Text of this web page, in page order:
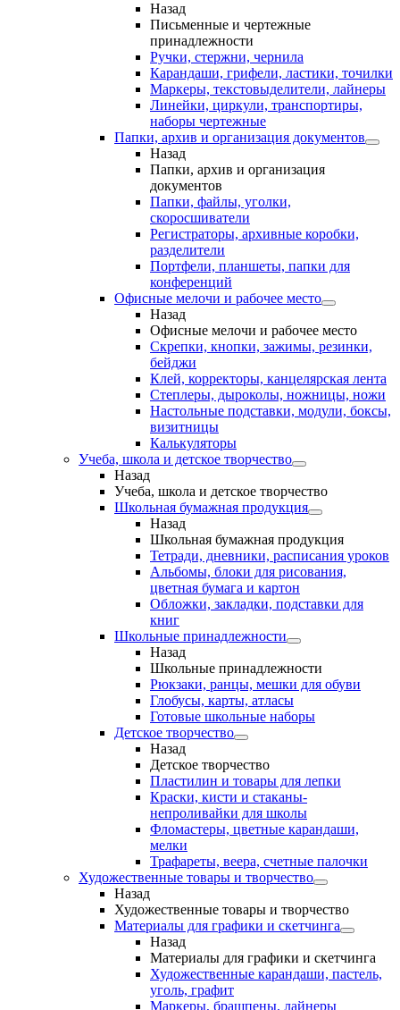
Назад
Письменные и чертежные
принадлежности
Ручки, стержни, чернила
Карандаши, грифели, ластики, точилки
Маркеры, текстовыделители, лайнеры
Линейки, циркули, транспортиры,
наборы чертежные
Папки, архив и организация документов
Назад
Папки, архив и организация
документов
Папки, файлы, уголки,
скоросшиватели
Регистраторы, архивные коробки,
разделители
Портфели, планшеты, папки для
конференций
Офисные мелочи и рабочее место
Назад
Офисные мелочи и рабочее место
Скрепки, кнопки, зажимы, резинки,
бейджи
Клей, корректоры, канцелярская лента
Степлеры, дыроколы, ножницы, ножи
Настольные подставки, модули, боксы,
визитницы
Калькуляторы
Учеба, школа и детское творчество
Назад
Учеба, школа и детское творчество
Школьная бумажная продукция
Назад
Школьная бумажная продукция
Тетради, дневники, расписания уроков
Альбомы, блоки для рисования,
цветная бумага и картон
Обложки, закладки, подставки для
книг
Школьные принадлежности
Назад
Школьные принадлежности
Рюкзаки, ранцы, мешки для обуви
Глобусы, карты, атласы
Готовые школьные наборы
Детское творчество
Назад
Детское творчество
Пластилин и товары для лепки
Краски, кисти и стаканы-
непроливайки для школы
Фломастеры, цветные карандаши,
мелки
Трафареты, веера, счетные палочки
Художественные товары и творчество
Назад
Художественные товары и творчество
Материалы для графики и скетчинга
Назад
Материалы для графики и скетчинга
Художественные карандаши, пастель,
уголь, графит
Маркеры, брашпены, лайнеры